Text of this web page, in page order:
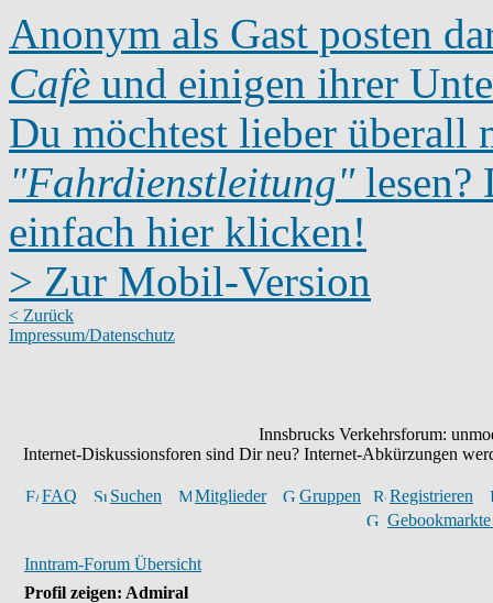
Anonym als Gast posten
Cafè und einigen ihrer
Du möchtest lieber überall
"Fahrdienstleitung"lesen?
einfach hier klicken!
> Zur Mobil-Version
< Zurück
Impressum/Datenschutz
Innsbrucks Verkehrsforum:
Internet-Diskussionsforen sind Dir neu? Internet-Abkürzungen
FAQ Suchen Mitglieder Gruppen
Registrieren
Inntram-Forum Übersicht
Profil zeigen: Admiral